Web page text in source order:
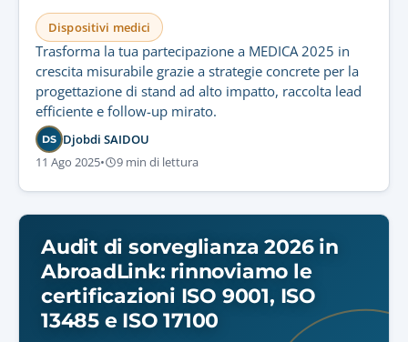
Dispositivi medici
Trasforma la tua partecipazione a MEDICA 2025 in
crescita misurabile grazie a strategie concrete per la
progettazione di stand ad alto impatto, raccolta lead
efficiente e follow-up mirato.
DS Djobdi SAIDOU
11 Ago 2025• 9 min di lettura
Audit di sorveglianza 2026 in
AbroadLink: rinnoviamo le
certificazioni ISO 9001, ISO
13485 e ISO 17100